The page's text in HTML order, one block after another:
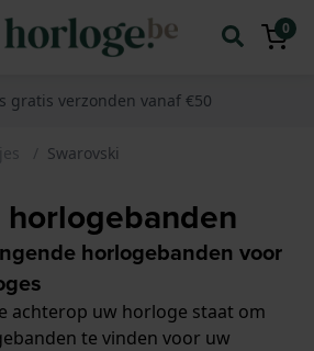
0
gratis verzonden vanaf €50
Swarovski
horlogebanden voor
achterop uw horloge staat om
te vinden voor uw